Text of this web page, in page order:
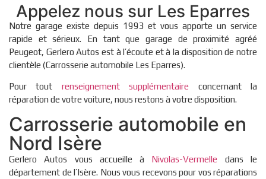
Appelez nous sur Les Eparres
Notre garage existe depuis 1993 et vous apporte un service
rapide et sérieux. En tant que garage de proximité agréé
Peugeot, Gerlero Autos est à l’écoute et à la disposition de notre
clientèle (Carrosserie automobile Les Eparres).
Pour tout renseignement supplémentaire concernant la
réparation de votre voiture, nous restons à votre disposition.
Carrosserie automobile en
Nord Isère
Gerlero Autos vous accueille à Nivolas-Vermelle dans le
département de l’Isère. Nous vous recevons pour vos réparations